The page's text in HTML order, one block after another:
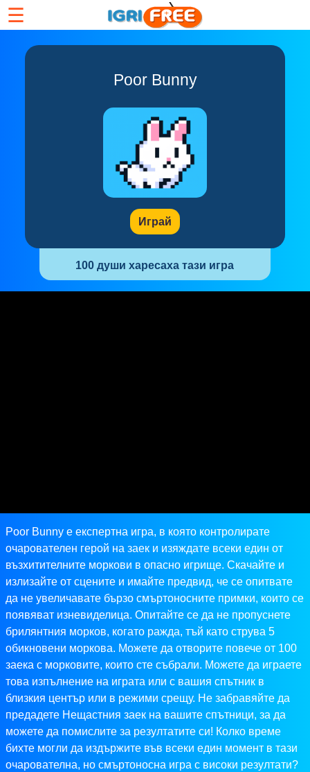
☰
Poor Bunny
Играй
100 души харесаха тази игра
Poor Bunny е експертна игра, в която контролирате
очарователен герой на заек и изяждате всеки един от
възхитителните моркови в опасно игрище. Скачайте и
излизайте от сцените и имайте предвид, че се опитвате
да не увеличавате бързо смъртоносните примки, които се
появяват изневиделица. Опитайте се да не пропуснете
брилянтния морков, когато ражда, тъй като струва 5
обикновени моркова. Можете да отворите повече от 100
заека с морковите, които сте събрали. Можете да играете
това изпълнение на играта или с вашия спътник в
близкия център или в режими срещу. Не забравяйте да
предадете Нещастния заек на вашите спътници, за да
можете да помислите за резултатите си! Колко време
бихте могли да издържите във всеки един момент в тази
очарователна, но смъртоносна игра с високи резултати?